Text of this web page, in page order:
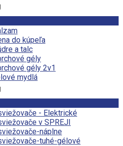
do kúpeľa
a talc
gély
gély 2v1
mydlá
- Elektrické
v SPREJI
náplne
tuhé-gélové